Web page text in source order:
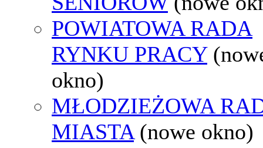
POWIATOWA RADA
RYNKU PRACY
okno)
MŁODZIEŻOWA
MIASTA (nowe okno)